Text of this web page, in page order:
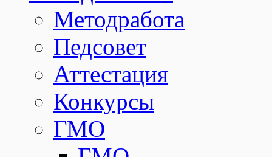
Методработа
Педсовет
Аттестация
Конкурсы
ГМО